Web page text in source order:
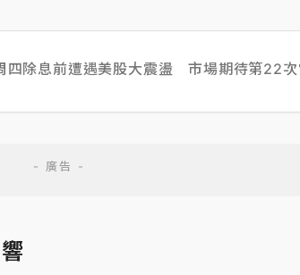
四除息前遭遇美股大震盪 市場期待第22次